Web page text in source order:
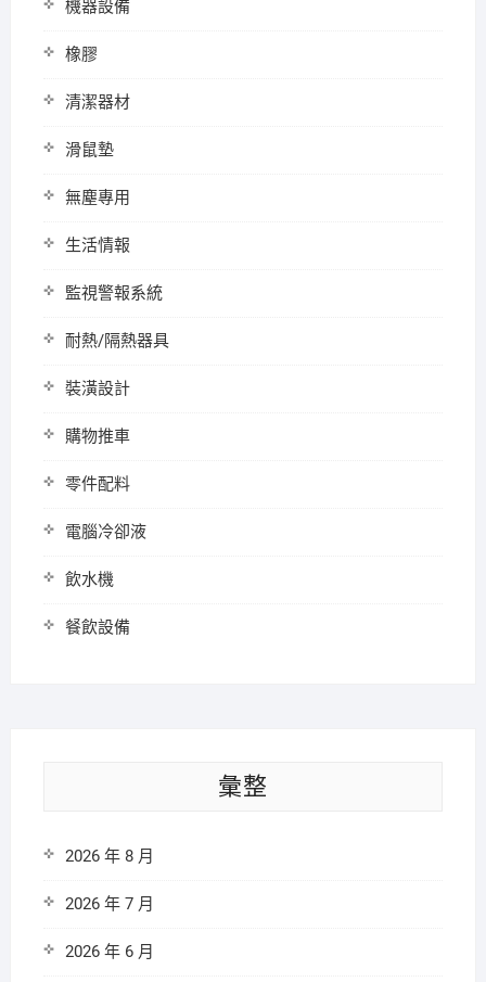
機器設備
橡膠
清潔器材
滑鼠墊
無塵專用
生活情報
監視警報系統
耐熱/隔熱器具
裝潢設計
購物推車
零件配料
電腦冷卻液
飲水機
餐飲設備
彙整
2026 年 8 月
2026 年 7 月
2026 年 6 月